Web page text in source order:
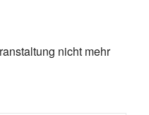
nicht mehr